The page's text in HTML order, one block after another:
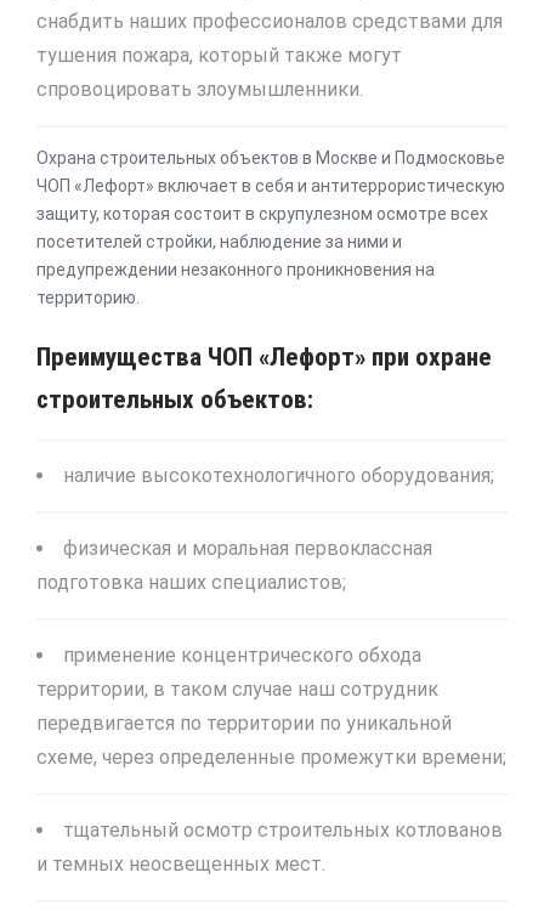
снабдить наших профессионалов средствами для
тушения пожара, который также могут
спровоцировать злоумышленники.
Охрана строительных объектов в Москве и Подмосковье
ЧОП «Лефорт» включает в себя и антитеррористическую
защиту, которая состоит в скрупулезном осмотре всех
посетителей стройки, наблюдение за ними и
предупреждении незаконного проникновения на
территорию.
Преимущества ЧОП «Лефорт» при охране
строительных объектов:
наличие высокотехнологичного оборудования;
физическая и моральная первоклассная
подготовка наших специалистов;
применение концентрического обхода
территории, в таком случае наш сотрудник
передвигается по территории по уникальной
схеме, через определенные промежутки времени;
тщательный осмотр строительных котлованов
и темных неосвещенных мест.